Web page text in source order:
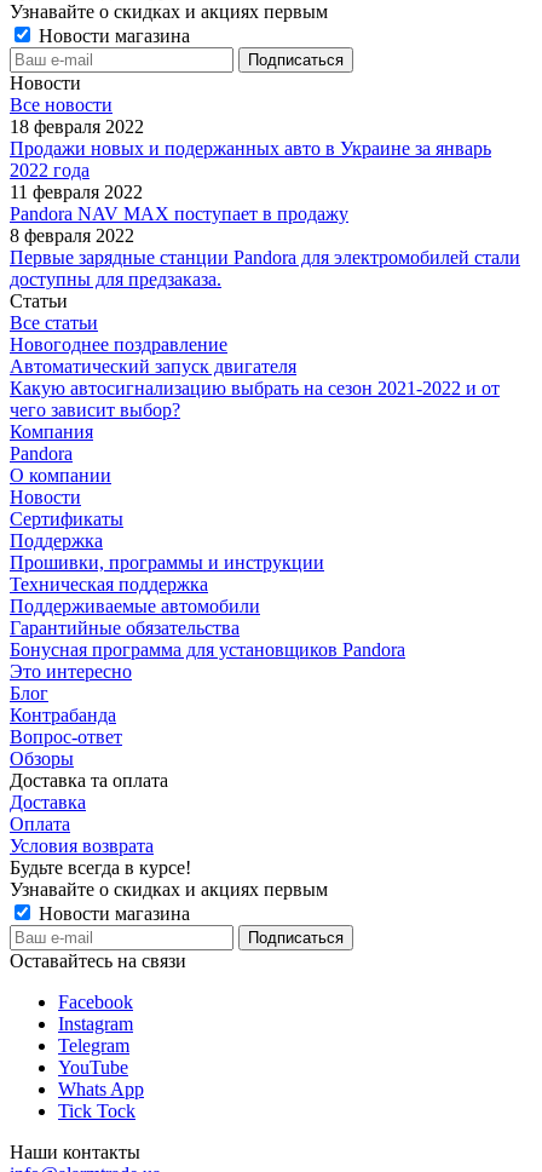
Узнавайте о скидках и акциях первым
Новости магазина
Новости
Все новости
18 февраля 2022
Продажи новых и подержанных авто в Украине за январь
2022 года
11 февраля 2022
Pandora NAV MAX поступает в продажу
8 февраля 2022
Первые зарядные станции Pandora для электромобилей стали
доступны для предзаказа.
Статьи
Все статьи
Новогоднее поздравление
Автоматический запуск двигателя
Какую автосигнализацию выбрать на сезон 2021-2022 и от
чего зависит выбор?
Компания
Pandora
О компании
Новости
Сертификаты
Поддержка
Прошивки, программы и инструкции
Техническая поддержка
Поддерживаемые автомобили
Гарантийные обязательства
Бонусная программа для установщиков Pandora
Это интересно
Блог
Контрабанда
Вопрос-ответ
Обзоры
Доставка та оплата
Доставка
Оплата
Условия возврата
Будьте всегда в курсе!
Узнавайте о скидках и акциях первым
Новости магазина
Оставайтесь на связи
Facebook
Instagram
Telegram
YouTube
Whats App
Tick Tock
Наши контакты